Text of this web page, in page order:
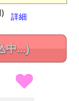
詳細
中...)